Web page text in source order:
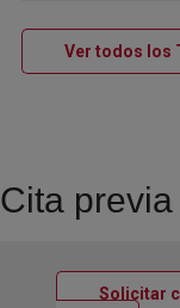
Ver todos los
Cita previa
Solicitar